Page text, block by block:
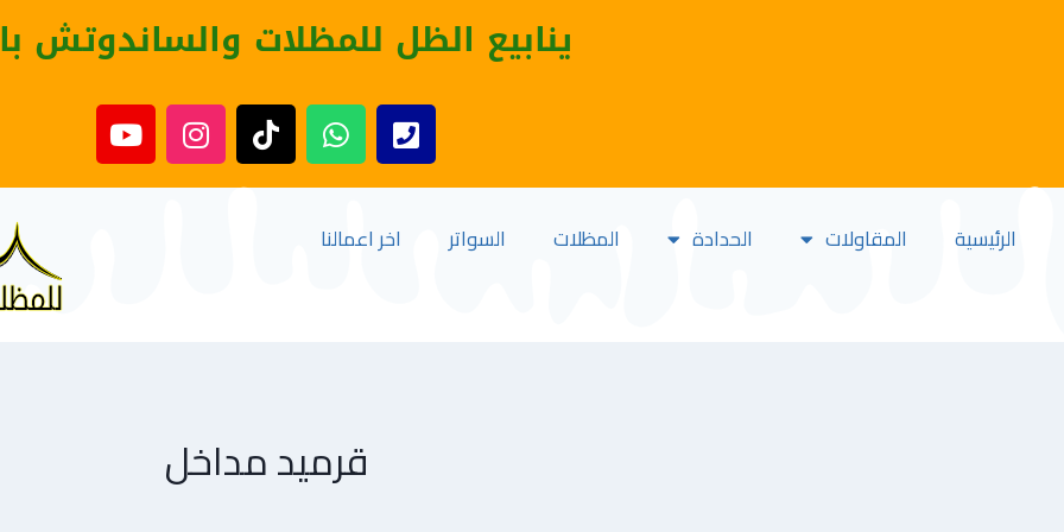
ينابيع الظل للمظلات والساندوتش
الرئيسية المقاولات الحدادة المظلات السواتر اخر اعمالنا
قرميد مداخل